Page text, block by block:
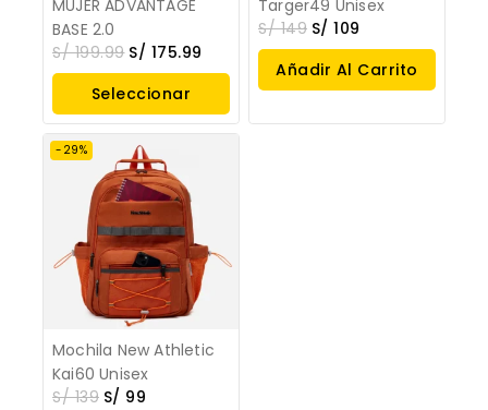
MUJER ADVANTAGE
BASE 2.0
S/199.99 S/ 175.99
Seleccionar
Opciones
Targer49 Unisex
S/149 S/ 109
Añadir Al Carrito
-29%
Mochila New Athletic
Kai60 Unisex
S/139 S/ 99